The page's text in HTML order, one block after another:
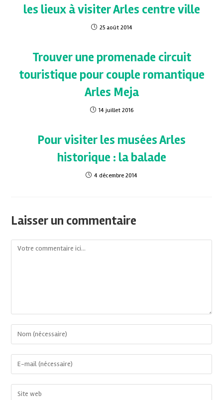
les lieux à visiter Arles centre ville
25 août 2014
Trouver une promenade circuit
touristique pour couple romantique
Arles Meja
14 juillet 2016
Pour visiter les musées Arles
historique : la balade
4 décembre 2014
Laisser un commentaire